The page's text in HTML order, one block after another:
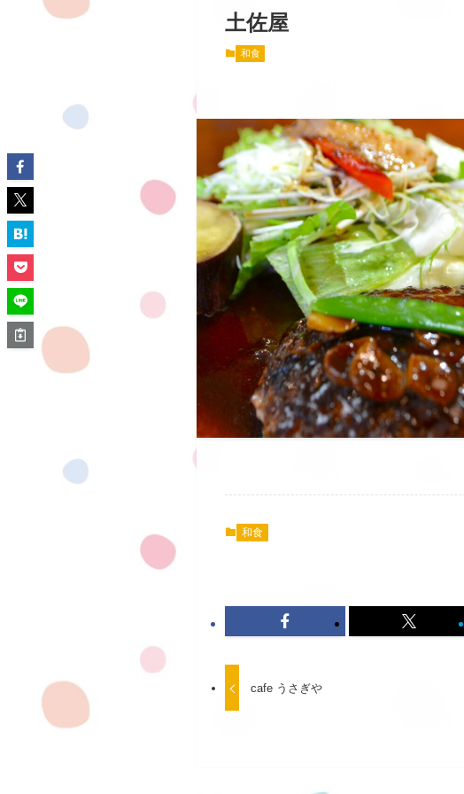
土佐屋
和食
和食
cafe うさぎや